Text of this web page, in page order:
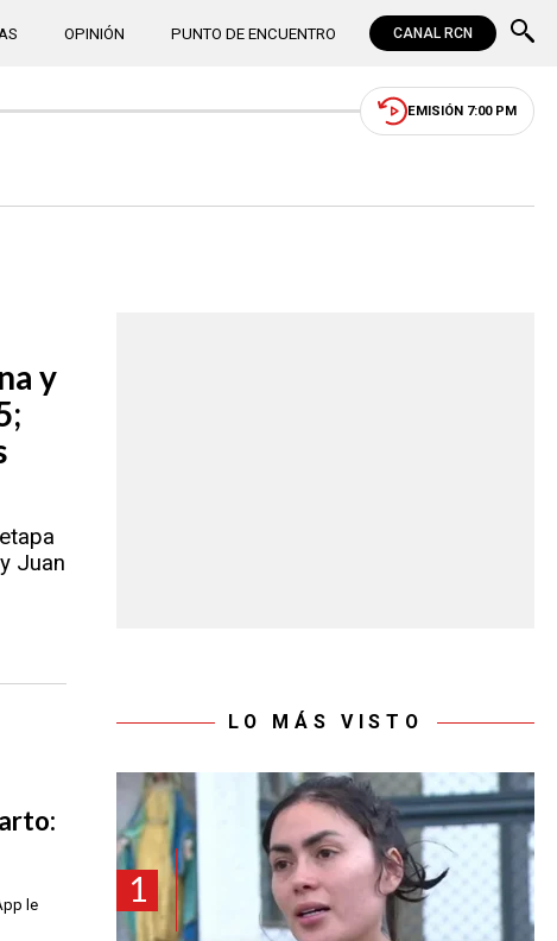
OPINIÓN PUNTO DE ENCUENTRO CANAL RCN
EMISIÓN 7:00 PM
y
Juan
le
LO MÁS VISTO
1